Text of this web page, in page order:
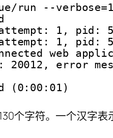
run --
1, pid:
1, pid:
web
error
(0:00:01)
个字符。一个汉字